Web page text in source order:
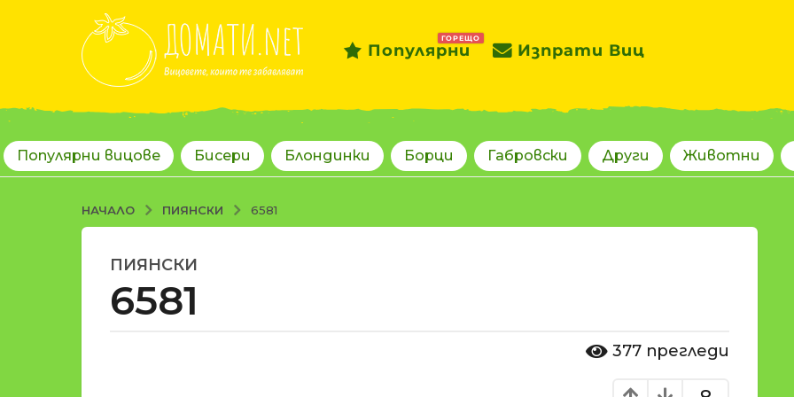
Популярни
ГОРЕЩО
Изпрати Виц
Популярни вицове Бисери Блондинки Борци Габровски Други Животни
НАЧАЛО ПИЯНСКИ 6581
1
8
г
ПИЯНСКИ
6581
377 прегледи